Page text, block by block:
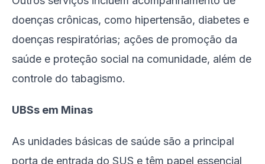
doenças crônicas, como hipertensão, diabetes e
doenças respiratórias; ações de promoção da
saúde e proteção social na comunidade, além de
controle do tabagismo.
UBSs em Minas
As unidades básicas de saúde são a principal
porta de entrada do SUS e têm papel essencial